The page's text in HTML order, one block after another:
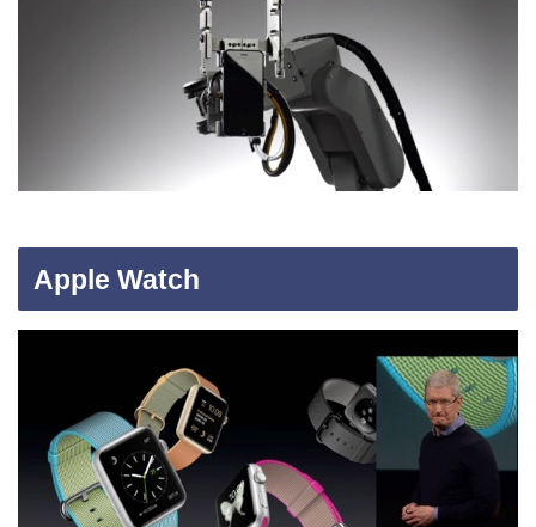
Apple Watch